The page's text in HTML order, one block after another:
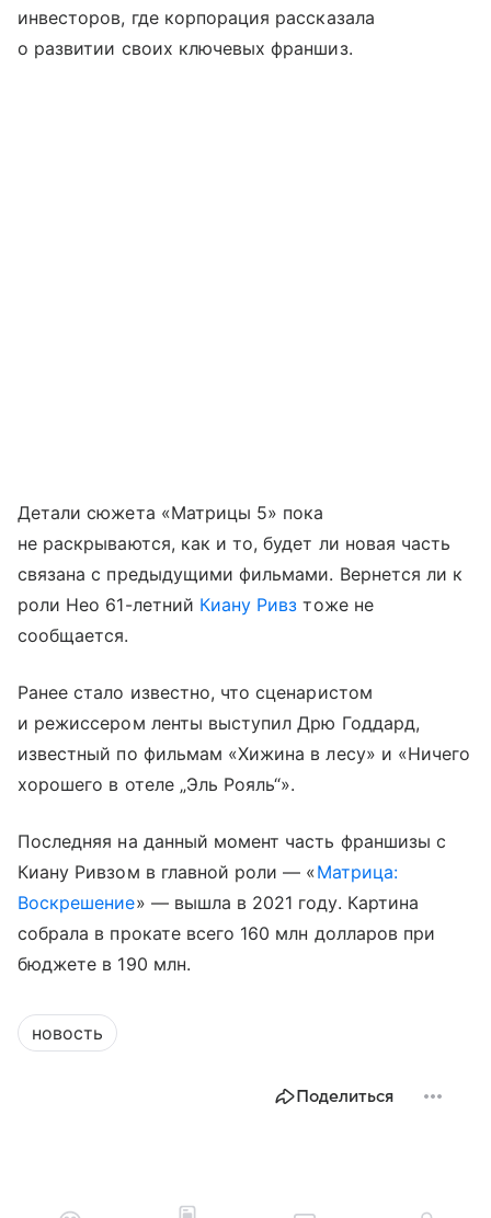
инвесторов, где корпорация рассказала
о развитии своих ключевых франшиз.
Детали сюжета «Матрицы 5» пока
не раскрываются, как и то, будет ли новая часть
связана с предыдущими фильмами. Вернется ли к
роли Нео 61-летний Киану Ривз тоже не
сообщается.
Ранее стало известно, что сценаристом
и режиссером ленты выступил Дрю Годдард,
известный по фильмам «Хижина в лесу» и «Ничего
хорошего в отеле „Эль Рояль“».
Последняя на данный момент часть франшизы с
Киану Ривзом в главной роли — «Матрица:
Воскрешение» — вышла в 2021 году. Картина
собрала в прокате всего 160 млн долларов при
бюджете в 190 млн.
новость
Поделиться